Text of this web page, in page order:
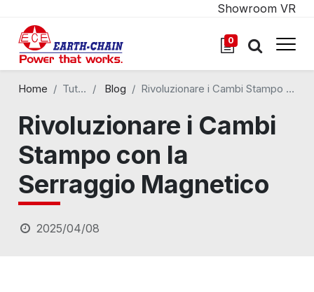
0
Showroom VR
Home Tutti i blog Blog Rivoluzionare i Cambi Stampo con la Serraggio Magnetico
Rivoluzionare i Cambi
Stampo con la
Serraggio Magnetico
2025/04/08